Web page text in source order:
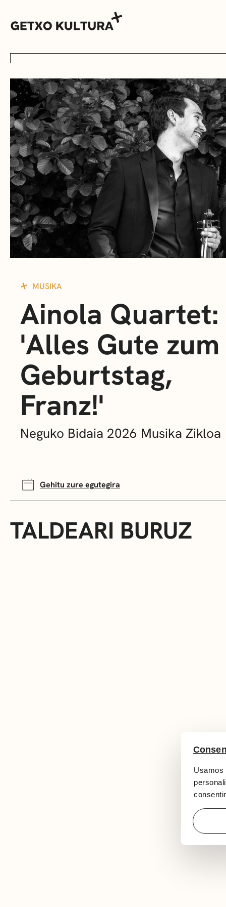
Usamos
AGENDA
MUXIKEBARRI
KONTAKTUA
SARRERAK
MUSIKA
Ainola Quartet:
'Alles Gute zum
Geburtstag,
Franz!'
Neguko Bidaia 2026 Musika Zikloa
Gehitu zure egutegira
TALDEARI BURUZ